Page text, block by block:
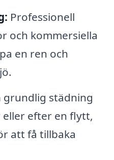
Professionell
och kommersiella
en ren och
grundlig städning
efter en flytt,
att få tillbaka